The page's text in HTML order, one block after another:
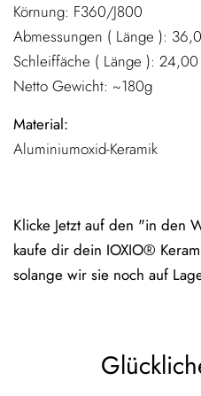
Körnung: F360/J800
Abmessungen ( Länge ):
Schleiffäche ( Länge ):
Netto Gewicht: ~180g
Material:
Aluminiumoxid-Keramik
Klicke Jetzt auf den "in den
kaufe dir dein IOXIO®
solange wir sie noch auf